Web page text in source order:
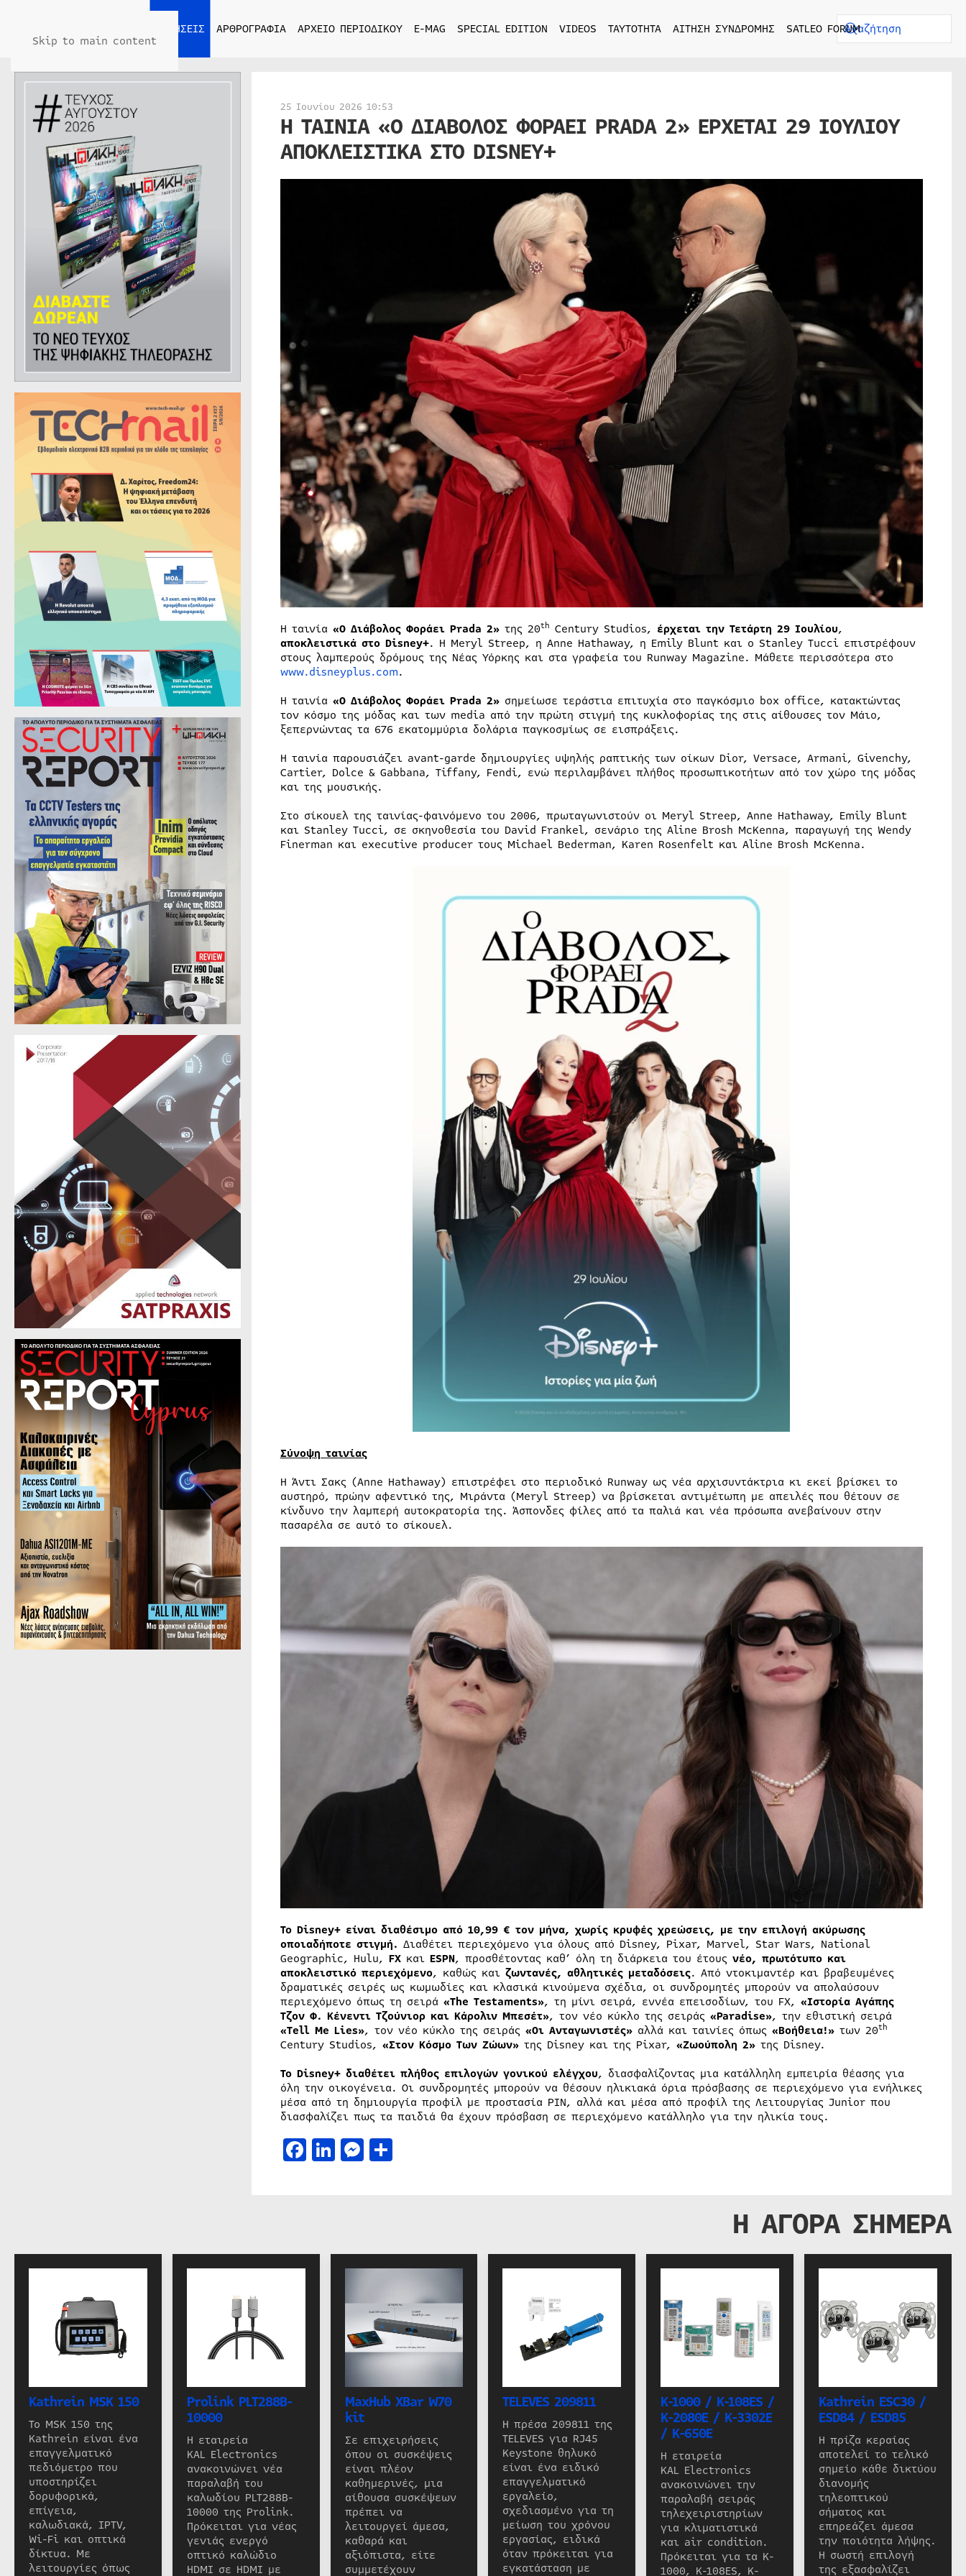
Skip to main content
ΕΙΔΗΣΕΙΣ ΑΡΘΡΟΓΡΑΦΙΑ ΑΡΧΕΙΟ ΠΕΡΙΟΔΙΚΟΥ E-MAG SPECIAL EDITION VIDEOS ΤΑΥΤΟΤΗΤΑ ΑΙΤΗΣΗ ΣΥΝΔΡΟΜΗΣ SATLEO FORUM
25 Ιουνίου 2026 10:53
Η ΤΑΙΝΙΑ «Ο ΔΙΑΒΟΛΟΣ ΦΟΡΑΕΙ PRADA 2» ΕΡΧΕΤΑΙ 29 ΙΟΥΛΙΟΥ
ΑΠΟΚΛΕΙΣΤΙΚΑ ΣΤΟ DISNEY+
Η ταινία «Ο Διάβολος Φοράει Prada 2»της 20th Century Studios, έρχεται την Τετάρτη 29 Ιουλίου,
αποκλειστικά στο Disney+. Η Meryl Streep, η Anne Hathaway, η Emily Blunt και ο Stanley Tucci επιστρέφουν
στους λαμπερούς δρόμους της Νέας Υόρκης και στα γραφεία του Runway Magazine. Μάθετε περισσότερα στο
www.disneyplus.com.
Η ταινία «Ο Διάβολος Φοράει Prada 2» σημείωσε τεράστια επιτυχία στο παγκόσμιο box office, κατακτώντας
τον κόσμο της μόδας και των media από την πρώτη στιγμή της κυκλοφορίας της στις αίθουσες τον Μάιο,
ξεπερνώντας τα 676 εκατομμύρια δολάρια παγκοσμίως σε εισπράξεις.
Η ταινία παρουσιάζει avant-garde δημιουργίες υψηλής ραπτικής των οίκων Dior, Versace, Armani, Givenchy,
Cartier, Dolce & Gabbana, Tiffany, Fendi, ενώ περιλαμβάνει πλήθος προσωπικοτήτων από τον χώρο της μόδας
και της μουσικής.
Στο σίκουελ της ταινίας-φαινόμενο του 2006, πρωταγωνιστούν οι Meryl Streep, Anne Hathaway, Emily Blunt
και Stanley Tucci, σε σκηνοθεσία του David Frankel, σενάριο της Aline Brosh McKenna, παραγωγή της Wendy
Finerman και executive producer τους Michael Bederman, Karen Rosenfelt και Aline Brosh McKenna.
Σύνοψη ταινίας
Η Άντι Σακς (Anne Hathaway) επιστρέφει στο περιοδικό Runway ως νέα αρχισυντάκτρια κι εκεί βρίσκει το
αυστηρό, πρώην αφεντικό της, Μιράντα (Meryl Streep) να βρίσκεται αντιμέτωπη με απειλές που θέτουν σε
κίνδυνο την λαμπερή αυτοκρατορία της. Άσπονδες φίλες από τα παλιά και νέα πρόσωπα ανεβαίνουν στην
πασαρέλα σε αυτό το σίκουελ.
Το Disney+ είναι διαθέσιμο από 10,99 € τον μήνα, χωρίς κρυφές χρεώσεις, με την επιλογή ακύρωσης
οποιαδήποτε στιγμή. Διαθέτει περιεχόμενο για όλους από Disney, Pixar, Marvel, Star Wars, National
Geographic, Hulu, FXκαι ESPN, προσθέτοντας καθ’ όλη τη διάρκεια του έτους νέο, πρωτότυπο και
αποκλειστικό περιεχόμενο, καθώς και ζωντανές, αθλητικές μεταδόσεις. Από ντοκιμαντέρ και βραβευμένες
δραματικές σειρές ως κωμωδίες και κλασικά κινούμενα σχέδια, οι συνδρομητές μπορούν να απολαύσουν
περιεχόμενο όπως τη σειρά «The Testaments», τη μίνι σειρά, εννέα επεισοδίων, του FX, «Ιστορία Αγάπης
Τζον Φ. Κένεντι Τζούνιορ και Κάρολιν Μπεσέτ», τον νέο κύκλο της σειράς «Paradise», την εθιστική σειρά
«Tell Me Lies», τον νέο κύκλο της σειράς «Οι Ανταγωνιστές»αλλά και ταινίες όπως «Βοήθεια!»των 20th
Century Studios, «Στον Κόσμο Tων Ζώων» της Disney και της Pixar, «Ζωούπολη 2»της Disney.
Το Disney+ διαθέτει πλήθος επιλογών γονικού ελέγχου, διασφαλίζοντας μια κατάλληλη εμπειρία θέασης για
όλη την οικογένεια. Οι συνδρομητές μπορούν να θέσουν ηλικιακά όρια πρόσβασης σε περιεχόμενο για ενήλικες
μέσα από τη δημιουργία προφίλ με προστασία PIN, αλλά και μέσα από προφίλ της Λειτουργίας Junior που
διασφαλίζει πως τα παιδιά θα έχουν πρόσβαση σε περιεχόμενο κατάλληλο για την ηλικία τους.
Facebook
LinkedIn
Messenger
Μοιραστείτε
Η ΑΓΟΡΑ ΣΗΜΕΡΑ
Kathrein MSK 150
Το MSK 150 της
Kathrein είναι ένα
επαγγελματικό
πεδιόμετρο που
υποστηρίζει
δορυφορικά,
επίγεια,
καλωδιακά, IPTV,
Wi-Fi και οπτικά
δίκτυα. Με
λειτουργίες όπως
Prolink PLT288B-
10000
Η εταιρεία
KAL Electronics
ανακοινώνει νέα
παραλαβή του
καλωδίου PLT288B-
10000 της Prolink.
Πρόκειται για νέας
γενιάς ενεργό
οπτικό καλώδιο
HDMI σε HDMI με
MaxHub XBar W70
kit
Σε επιχειρήσεις
όπου οι συσκέψεις
είναι πλέον
καθημερινές, μια
αίθουσα συσκέψεων
πρέπει να
λειτουργεί άμεσα,
καθαρά και
αξιόπιστα, είτε
συμμετέχουν
TELEVES 209811
Η πρέσα 209811 της
TELEVES για RJ45
Keystone θηλυκό
είναι ένα ειδικό
επαγγελματικό
εργαλείο,
σχεδιασμένο για τη
μείωση του χρόνου
εργασίας, ειδικά
όταν πρόκειται για
εγκατάσταση με
K-1000 / K-108ES /
K-2080E / K-3302E
/ K-650E
Η εταιρεία
KAL Electronics
ανακοινώνει την
παραλαβή σειράς
τηλεχειριστηρίων
για κλιματιστικά
και air condition.
Πρόκειται για τα K-
1000, K-108ES, K-
Kathrein ESC30 /
ESD84 / ESD85
Η πρίζα κεραίας
αποτελεί το τελικό
σημείο κάθε δικτύου
διανομής
τηλεοπτικού
σήματος και
επηρεάζει άμεσα
την ποιότητα λήψης.
Η σωστή επιλογή
της εξασφαλίζει